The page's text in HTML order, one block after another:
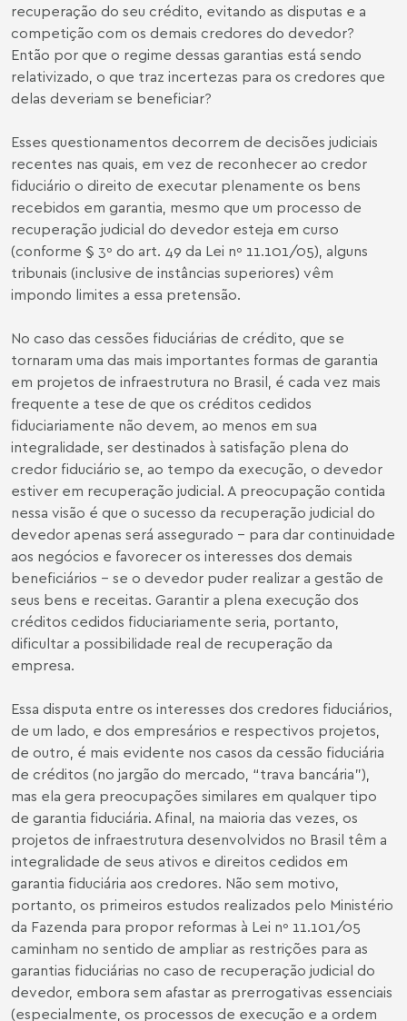
recuperação do seu crédito, evitando as disputas e a
competição com os demais credores do devedor?
Então por que o regime dessas garantias está sendo
relativizado, o que traz incertezas para os credores que
delas deveriam se beneficiar?
Esses questionamentos decorrem de decisões judiciais
recentes nas quais, em vez de reconhecer ao credor
fiduciário o direito de executar plenamente os bens
recebidos em garantia, mesmo que um processo de
recuperação judicial do devedor esteja em curso
(conforme § 3º do art. 49 da Lei nº 11.101/05), alguns
tribunais (inclusive de instâncias superiores) vêm
impondo limites a essa pretensão.
No caso das cessões fiduciárias de crédito, que se
tornaram uma das mais importantes formas de garantia
em projetos de infraestrutura no Brasil, é cada vez mais
frequente a tese de que os créditos cedidos
fiduciariamente não devem, ao menos em sua
integralidade, ser destinados à satisfação plena do
credor fiduciário se, ao tempo da execução, o devedor
estiver em recuperação judicial. A preocupação contida
nessa visão é que o sucesso da recuperação judicial do
devedor apenas será assegurado – para dar continuidade
aos negócios e favorecer os interesses dos demais
beneficiários – se o devedor puder realizar a gestão de
seus bens e receitas. Garantir a plena execução dos
créditos cedidos fiduciariamente seria, portanto,
dificultar a possibilidade real de recuperação da
empresa.
Essa disputa entre os interesses dos credores fiduciários,
de um lado, e dos empresários e respectivos projetos,
de outro, é mais evidente nos casos da cessão fiduciária
de créditos (no jargão do mercado, “trava bancária”),
mas ela gera preocupações similares em qualquer tipo
de garantia fiduciária. Afinal, na maioria das vezes, os
projetos de infraestrutura desenvolvidos no Brasil têm a
integralidade de seus ativos e direitos cedidos em
garantia fiduciária aos credores. Não sem motivo,
portanto, os primeiros estudos realizados pelo Ministério
da Fazenda para propor reformas à Lei nº 11.101/05
caminham no sentido de ampliar as restrições para as
garantias fiduciárias no caso de recuperação judicial do
devedor, embora sem afastar as prerrogativas essenciais
(especialmente, os processos de execução e a ordem